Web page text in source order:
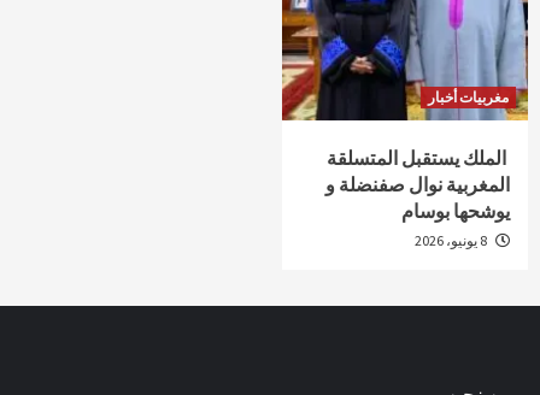
مغربيات أخبار
الملك يستقبل المتسلقة
المغربية نوال صفنضلة و
يوشحها بوسام